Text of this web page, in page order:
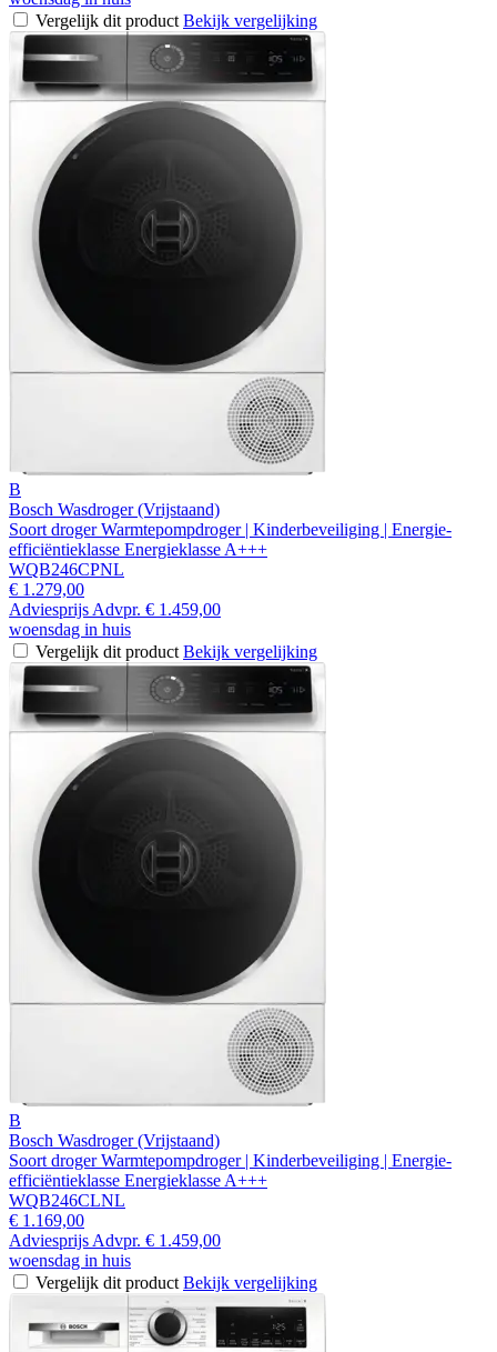
Vergelijk dit product Bekijk vergelijking
B
Bosch Wasdroger (Vrijstaand)
Soort droger Warmtepompdroger | Kinderbeveiliging | Energie-
efficiëntieklasse Energieklasse A+++
WQB246CPNL
€ 1.279,00
Adviesprijs Advpr. € 1.459,00
woensdag in huis
Vergelijk dit product Bekijk vergelijking
B
Bosch Wasdroger (Vrijstaand)
Soort droger Warmtepompdroger | Kinderbeveiliging | Energie-
efficiëntieklasse Energieklasse A+++
WQB246CLNL
€ 1.169,00
Adviesprijs Advpr. € 1.459,00
woensdag in huis
Vergelijk dit product Bekijk vergelijking